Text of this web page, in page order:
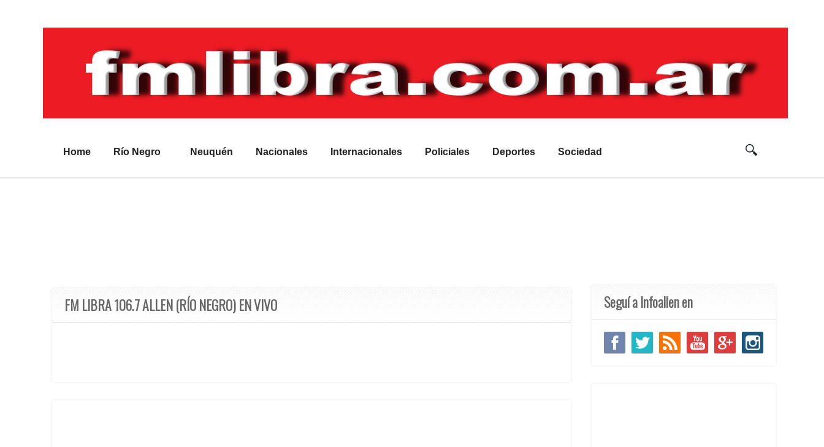
Home Río Negro Neuquén Nacionales Internacionales Policiales Deportes Sociedad
FM LIBRA 106.7 ALLEN (RÍO NEGRO) EN VIVO Seguí a Infoallen en